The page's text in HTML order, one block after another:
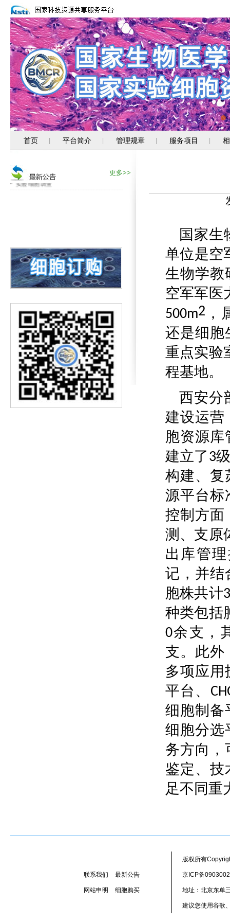
首页 平台简介 管理规章 服务项目
更多>>
消化道肿瘤细胞新资源上线
专题服务--转移性肿瘤类器官
实验细胞调查
国家生
单位是空
生物学教
空军军医
500m2 ，
还是细胞
重点实验
程基地。
西安分
建设运营
胞资源
建立了 3
构建、 复
源平台标
控制方面
测 、 支原
出库管
记 ， 并结
胞株共计
种类包括
0余支 ，
支。 此外
多项应用
平台 、
细胞制备
细胞分选
务方向
，
鉴定 、 技
足不同重
联系我们 最新公告
网站申明 细胞购买
版权所有
京ICP备
地址：北京东单
建议您使用谷歌